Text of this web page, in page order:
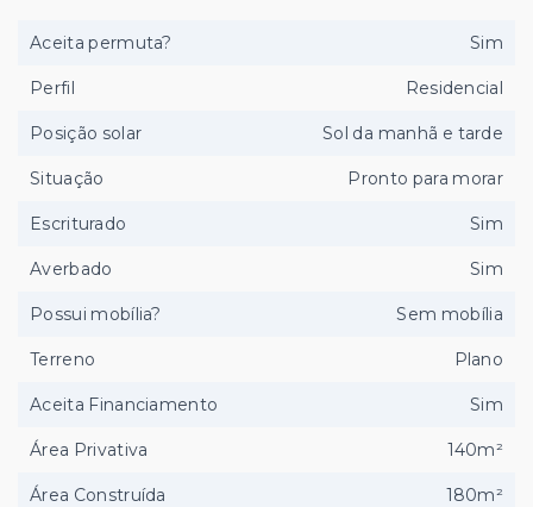
Aceita permuta? Sim
Perfil Residencial
Posição solar Sol da manhã e tarde
Situação Pronto para morar
Escriturado Sim
Averbado Sim
Possui mobília? Sem mobília
Terreno Plano
Aceita Financiamento Sim
Área Privativa 140m²
Área Construída 180m²